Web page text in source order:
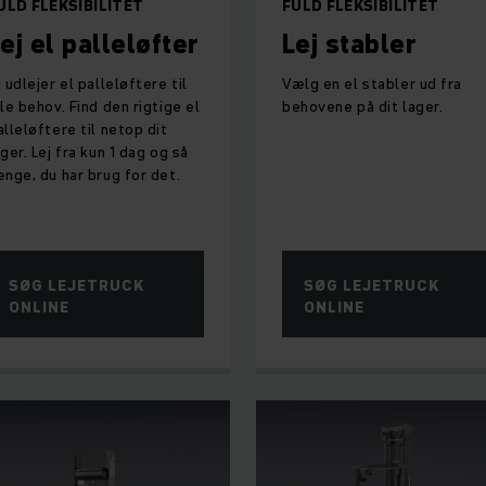
FLEKSIBILITET
el palleløfter
udlejer el palleløftere til
behov. Find den rigtige el
til netop dit
Lej fra kun 1 dag og så
du har brug for det.
SØG LEJETRUCK
ONLINE
FULD FLEKSIBILITET
Lej stabler
Vælg en el stabler ud fra
behovene på dit lager.
SØG LEJETRUCK
ONLINE